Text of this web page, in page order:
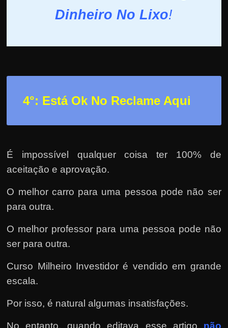
Dinheiro No Lixo!
4°: Está Ok No Reclame Aqui
É impossível qualquer coisa ter 100% de
aceitação e aprovação.
O melhor carro para uma pessoa pode não ser
para outra.
O melhor professor para uma pessoa pode não
ser para outra.
Curso Milheiro Investidor é vendido em grande
escala.
Por isso, é natural algumas insatisfações.
No entanto, quando editava esse artigo não